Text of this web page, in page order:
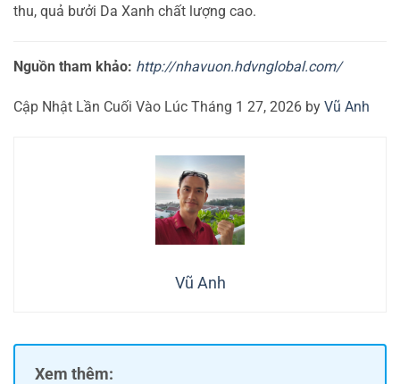
thu, quả bưởi Da Xanh chất lượng cao.
Nguồn tham khảo: http://nhavuon.hdvnglobal.com/
Cập Nhật Lần Cuối Vào Lúc Tháng 1 27, 2026 by Vũ Anh
Vũ Anh
Xem thêm: